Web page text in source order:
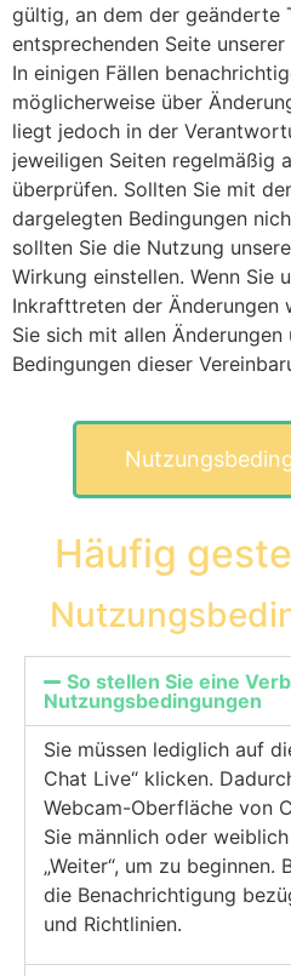
gültig, an dem der geänderte
entsprechenden Seite
In einigen Fällen
möglicherweise über
liegt jedoch in der
jeweiligen Seiten regelmäßig
überprüfen. Sollten Sie mit
dargelegten Bedingungen
sollten Sie die Nutzung
Wirkung einstellen. Wenn Sie
Inkrafttreten der Änderungen
Sie sich mit allen
Bedingungen dieser
Häufig
So stellen Sie eine
Nutzungsbedingungen
Sie müssen lediglich auf
Chat Live“ klicken.
Webcam-Oberfläche von
Sie männlich oder
„Weiter“, um zu
die Benachrichtigung
und Richtlinien.